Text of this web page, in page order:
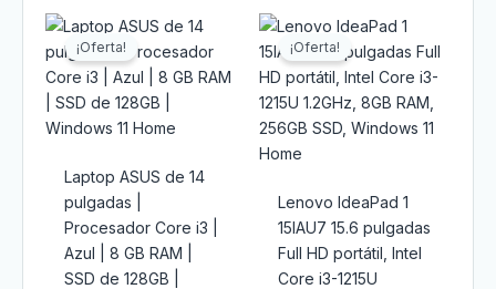
¡Oferta!
Laptop ASUS de 14
pulgadas |
Procesador Core i3 |
Azul | 8 GB RAM |
SSD de 128GB |
El
precio
original
era:
$350.00.
El
precio
actual
es:
¡Oferta!
Lenovo IdeaPad 1
15IAU7 15.6 pulgadas
Full HD portátil, Intel
Core i3-1215U
El
precio
original
era:
El
precio
actual
es: